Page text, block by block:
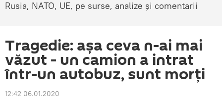
Rusia, NATO, UE, pe surse, analize și comentarii
Tragedie: așa ceva n-ai mai
văzut - un camion a intrat
într-un autobuz, sunt morți
12:42 06.01.2020